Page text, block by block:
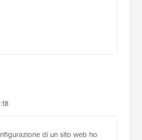
di un sito web ho